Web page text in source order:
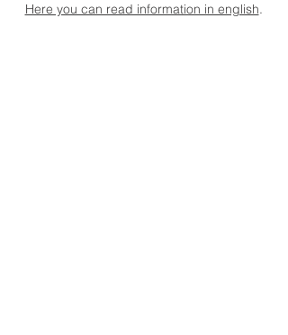
Here you can read information in english.